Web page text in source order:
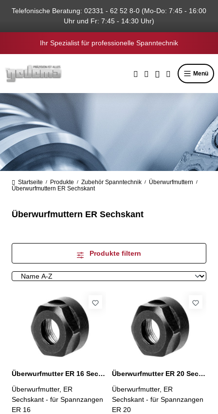
springen
Telefonische Beratung: 02331 - 62 52 8-0 (Mo-Do: 7:45 - 16:00
Uhr und Fr: 7:45 - 14:30 Uhr)
Ihr Spezialist für professionelle Spanntechnik
Menü
Startseite / Produkte / Zubehör Spanntechnik / Überwurfmuttern /
Überwurfmuttern ER Sechskant
Überwurfmuttern ER Sechskant
Produkte filtern
Überwurfmutter ER 16 Sechskant
Überwurfmutter, ER
Sechskant - für Spannzangen
ER 16
Überwurfmutter ER 20 Sechskant
Überwurfmutter, ER
Sechskant - für Spannzangen
ER 20